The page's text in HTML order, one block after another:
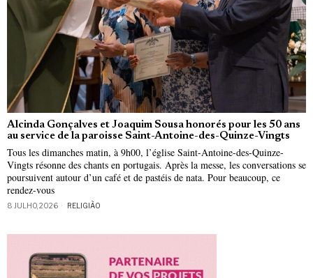
Alcinda Gonçalves et Joaquim Sousa honorés pour les 50 ans
au service de la paroisse Saint-Antoine-des-Quinze-Vingts
Tous les dimanches matin, à 9h00, l’église Saint-Antoine-des-Quinze-
Vingts résonne des chants en portugais. Après la messe, les conversations se
poursuivent autour d’un café et de pastéis de nata. Pour beaucoup, ce
rendez-vous
8 JULHO, 2026 RELIGIÃO